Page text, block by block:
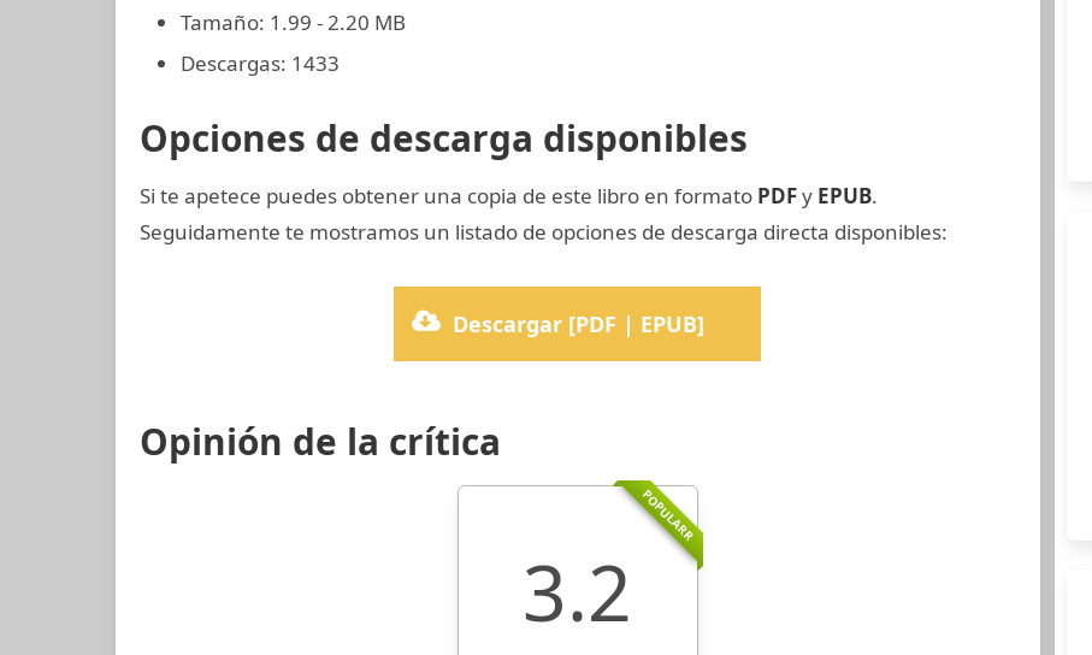
Tamaño: 1.99 - 2.20 MB
Descargas: 1433
Opciones de descarga disponibles
Si te apetece puedes obtener una copia de este libro en formato PDFy EPUB.
Seguidamente te mostramos un listado de opciones de descarga directa disponibles:
Descargar [PDF | EPUB]
Opinión de la crítica
POPULARR
3.2